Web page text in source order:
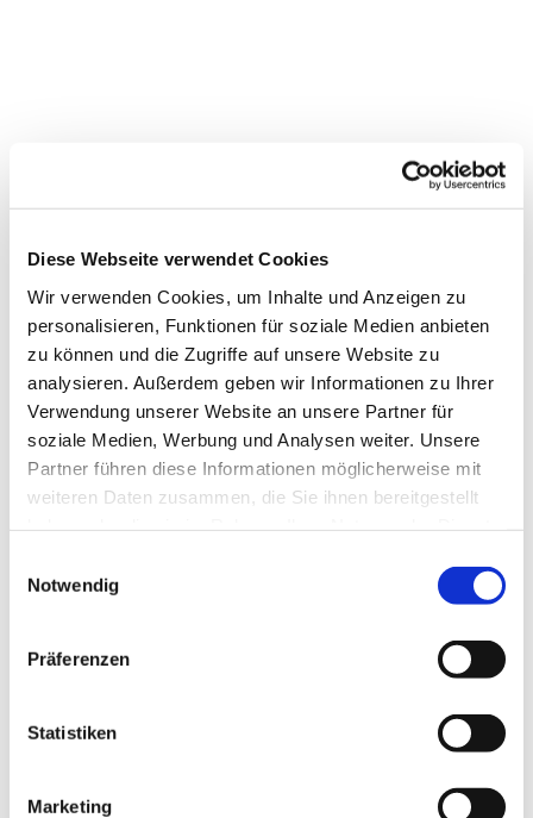
Diese Webseite verwendet Cookies
Wir verwenden Cookies, um Inhalte und Anzeigen zu
personalisieren, Funktionen für soziale Medien anbieten
zu können und die Zugriffe auf unsere Website zu
analysieren. Außerdem geben wir Informationen zu Ihrer
Verwendung unserer Website an unsere Partner für
soziale Medien, Werbung und Analysen weiter. Unsere
Partner führen diese Informationen möglicherweise mit
weiteren Daten zusammen, die Sie ihnen bereitgestellt
Notwendig
Präferenzen
Statistiken
Marketing
Dies könnte Sie auch
interessieren